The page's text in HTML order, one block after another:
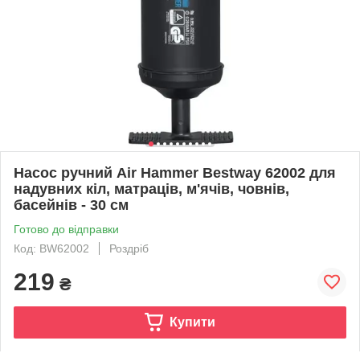
Насос ручний Air Hammer Bestway 62002 для
надувних кіл, матраців, м'ячів, човнів,
басейнів - 30 см
Готово до відправки
Код: BW62002
Роздріб
219 ₴
Купити